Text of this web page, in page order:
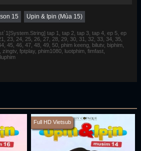
15 Upin & Ipin (Mùa 15)
tap 1, tap 2, tap 3, tap 4, ep 5, ep
23, 24, 25, 26, 27, 28, 29, 30, 31, 32, 33, 34, 35,
45, 46, 47, 48, 49, 50, phim keeng, bilutv, biphim,
fptplay, phim1080, luotphim, fimfast,
Full HD Vietsub